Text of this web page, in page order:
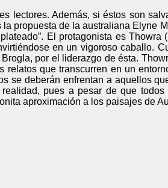
lectores. Además, si éstos son
propuesta de la australiana Elyne
El protagonista es Thowra
en un vigoroso caballo.
por el liderazgo de ésta.
relatos que transcurren en un
se deberán enfrentan a aquellos
pues a pesar de que
aproximación a los paisajes de